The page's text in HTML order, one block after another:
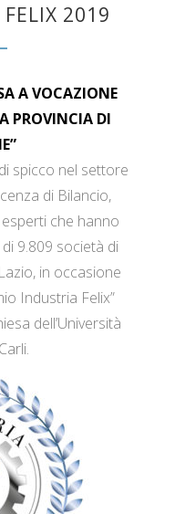
2019
A VOCAZIONE
PROVINCIA DI
spicco nel settore
di Bilancio,
che hanno
9.809 società di
in occasione
Industria Felix”
dell’Università